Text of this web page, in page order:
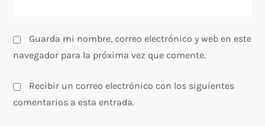
s
Guarda mi nombre, correo electrónico y web en este
navegador para la próxima vez que comente.
Recibir un correo electrónico con los siguientes
comentarios a esta entrada.